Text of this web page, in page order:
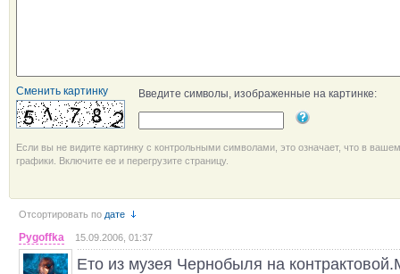
Сменить картинку Введите символы, изображенные на картинке:
Если вы не видите картинку с контрольными символами, это означает, что в
графики. Включите ее и перегрузите страницу.
Отсортировать по дате
Pygoffka 15.09.2006, 01:37
Ето из музея Чернобыля на